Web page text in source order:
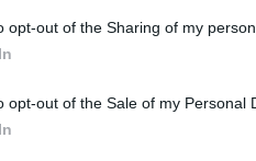
opt-out of the Sharing of my
opt-out of the Sale of my Personal
pomoći će vam da ih se
količinama.